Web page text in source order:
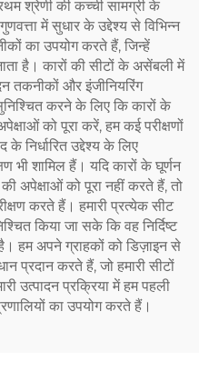
श्रेणी की कच्ची सामग्री के
में सुधार के उद्देश्य से विभिन्न
का उपयोग करते हैं, जिन्हें
है। कारों की सीटों के असेंबली में
तकनीकों और इंजीनियरिंग
करने के लिए कि कारों के
को पूरा करें, हम कई परीक्षणों
निर्धारित उद्देश्य के लिए
भी शामिल हैं। यदि कारों के घूर्णन
अपेक्षाओं को पूरा नहीं करते हैं, तो
करते हैं। हमारी प्रत्येक सीट
किया जा सके कि वह निर्दिष्ट
है। हम अपने ग्राहकों को डिज़ाइन से
प्रदान करते हैं, जो हमारी सीटों
उत्पादन प्रक्रिया में हम पहली
का उपयोग करते हैं।